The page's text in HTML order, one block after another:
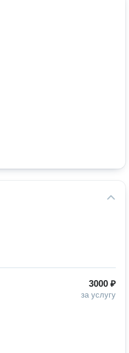
3000 ₽
за услугу